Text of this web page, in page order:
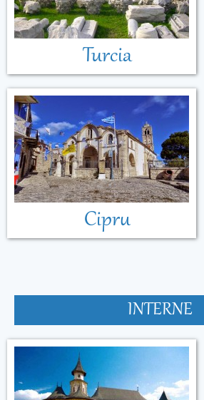
Turcia
Cipru
INTERNE